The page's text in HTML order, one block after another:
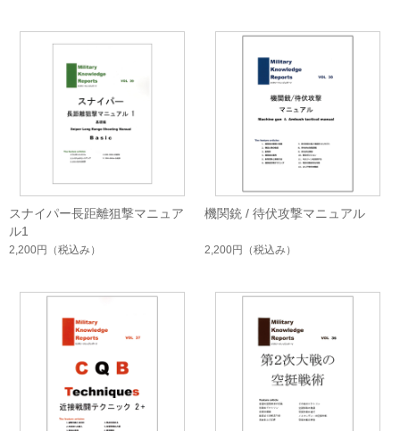
スナイパー長距離狙撃マニュア
ル1
2,200円 （税込み）
機関銃 / 待伏攻撃マニュアル
2,200円 （税込み）